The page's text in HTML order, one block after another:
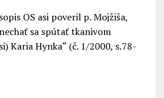
OS asi poveril p. Mojžiša,
sa spútať tkanivom
Karia Hynka“ (č. 1/2000, s.78-